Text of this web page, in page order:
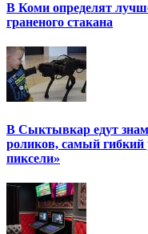
В Коми определят
граненого стакана
В Сыктывкар едут
роликов, самый
пиксели»